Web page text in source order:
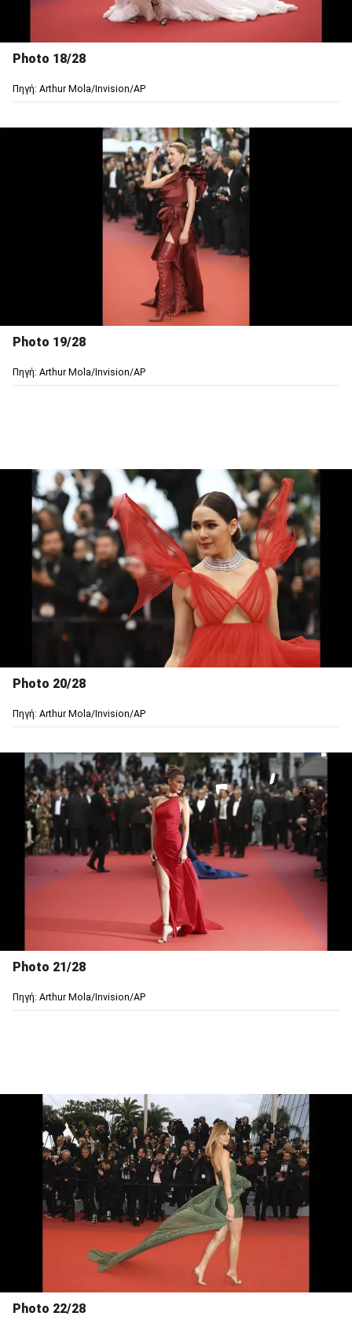
Photo 18/28
Πηγή: Arthur Mola/Invision/AP
Photo 19/28
Πηγή: Arthur Mola/Invision/AP
Photo 20/28
Πηγή: Arthur Mola/Invision/AP
Photo 21/28
Πηγή: Arthur Mola/Invision/AP
Photo 22/28